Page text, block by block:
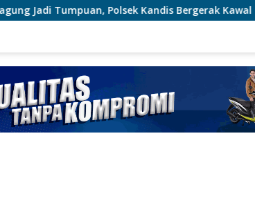
Kandis Bergerak Kawal Swasembada Pangan